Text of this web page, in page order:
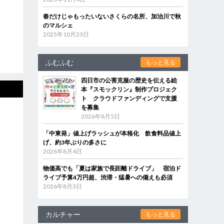
春だけじゃもったいないさくらの名所、加治川で秋
のマルシェ
2025年10月23日
ふむふむ もっと見る
四日市の公害克服の歴史を伝える絵
本『スモックリン』制作プロジェク
ト クラウドファンディングで支援
を募集
2026年8月5日
「中東発」値上げラッシュが本格化 飲食料品値上
げ、約3年ぶりの多さに
2026年8月4日
物価高でも「夏は家族で長距離ドライブ」 宿泊ド
ライブ予算4万円超、渋滞・猛暑への備えも必須
2026年8月3日
カルチャー もっと見る